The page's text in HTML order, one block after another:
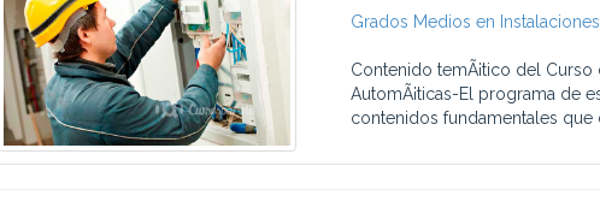
Grados Medios en
Contenido temÃ¡tico del
AutomÃ¡ticas-El programa de
contenidos fundamentales que